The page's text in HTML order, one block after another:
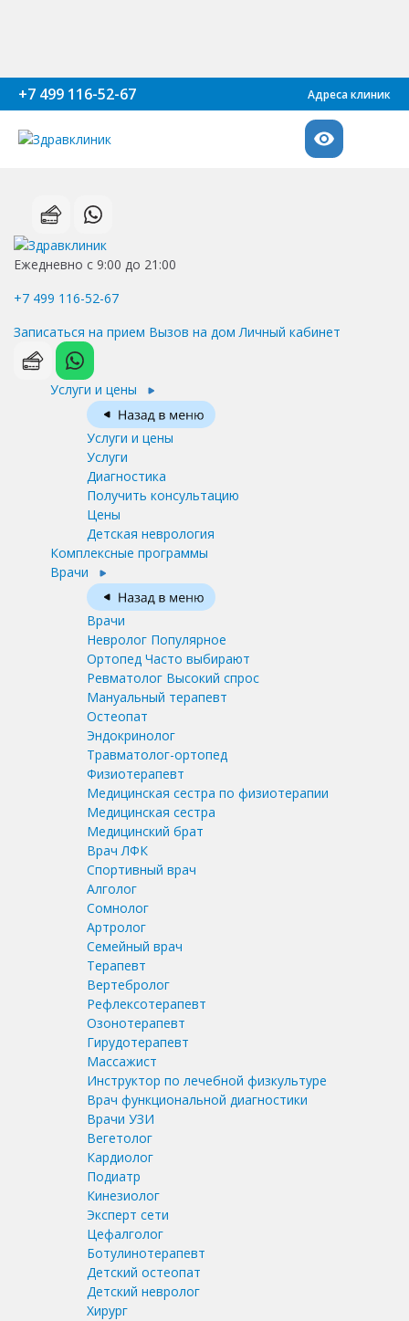
+7 499 116-52-67 Адреса клиник
Ежедневно с 9:00 до 21:00
+7 499 116-52-67
Записаться на прием Вызов на дом Личный кабинет
Услуги и цены
Услуги и цены
Услуги
Диагностика
Получить консультацию
Цены
Детская неврология
Комплексные программы
Врачи
Врачи
Невролог Популярное
Ортопед Часто выбирают
Ревматолог Высокий спрос
Мануальный терапевт
Остеопат
Эндокринолог
Травматолог-ортопед
Физиотерапевт
Медицинская сестра по физиотерапии
Медицинская сестра
Медицинский брат
Врач ЛФК
Спортивный врач
Алголог
Сомнолог
Артролог
Семейный врач
Терапевт
Вертебролог
Рефлексотерапевт
Озонотерапевт
Гирудотерапевт
Массажист
Инструктор по лечебной физкультуре
Врач функциональной диагностики
Врачи УЗИ
Вегетолог
Кардиолог
Подиатр
Кинезиолог
Эксперт сети
Цефалголог
Ботулинотерапевт
Детский остеопат
Детский невролог
Хирург